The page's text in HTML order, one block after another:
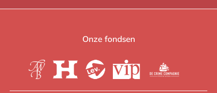
Wie is Wie?
Heartbeat
Contactinformatie
Voor de boekhandels
Onze fondsen